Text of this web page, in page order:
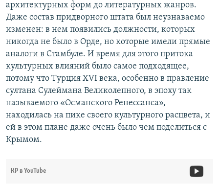
архитектурных форм до литературных жанров.
Даже состав придворного штата был неузнаваемо
изменен: в нем появились должности, которых
никогда не было в Орде, но которые имели прямые
аналоги в Стамбуле. И время для этого притока
культурных влияний было самое подходящее,
потому что Турция XVI века, особенно в правление
султана Сулеймана Великолепного, в эпоху так
называемого «Османского Ренессанса»,
находилась на пике своего культурного расцвета, и
ей в этом плане даже очень было чем поделиться с
Крымом.
КР в YouTube